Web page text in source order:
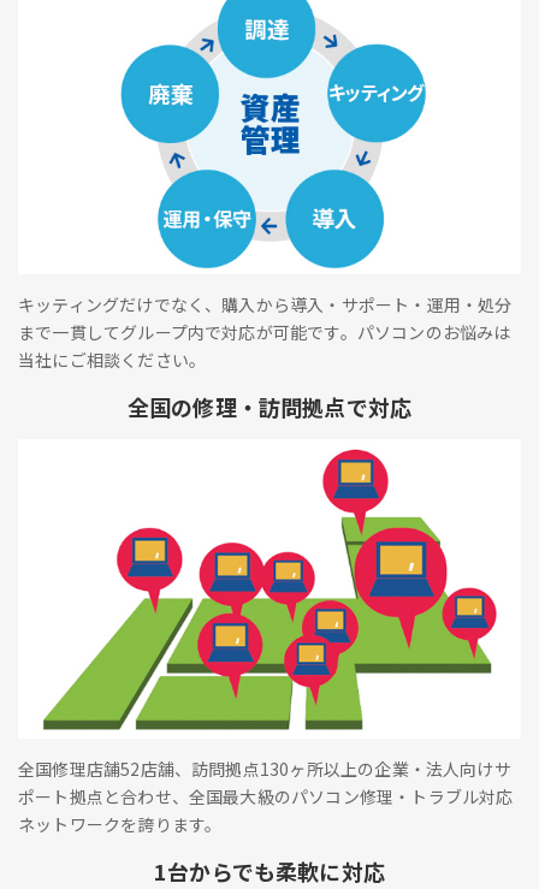
キッティングだけでなく、購入から導入・サポート・運用・処分
まで一貫してグループ内で対応が可能です。パソコンのお悩みは
当社にご相談ください。
全国の修理・訪問拠点で対応
全国修理店舗52店舗、訪問拠点130ヶ所以上の企業・法人向けサ
ポート拠点と合わせ、全国最大級のパソコン修理・トラブル対応
ネットワークを誇ります。
1台からでも柔軟に対応